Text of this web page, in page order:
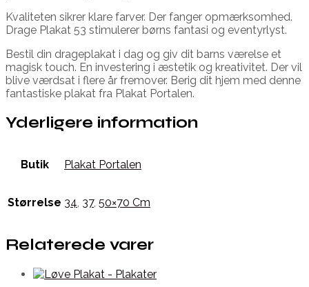
Kvaliteten sikrer klare farver. Der fanger opmærksomhed.
Drage Plakat 53 stimulerer børns fantasi og eventyrlyst.
Bestil din drageplakat i dag og giv dit barns værelse et
magisk touch. En investering i æstetik og kreativitet. Der vil
blive værdsat i flere år fremover. Berig dit hjem med denne
fantastiske plakat fra Plakat Portalen.
Yderligere information
Butik Plakat Portalen
Størrelse 34, 37, 50×70 Cm
Relaterede varer